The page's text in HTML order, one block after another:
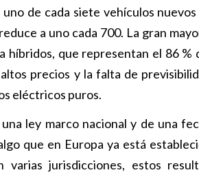
de cada siete vehículos nuevos
a uno cada 700. La gran
híbridos, que representan el 86 %
precios y la falta de
eléctricos puros.
ley marco nacional y de una
que en Europa ya está
jurisdicciones, estos